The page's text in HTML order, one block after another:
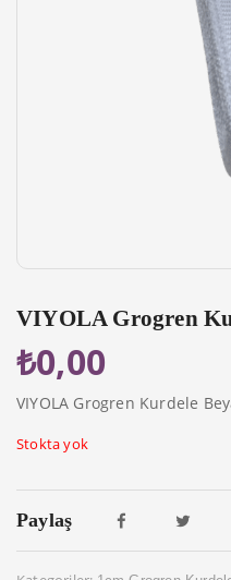
panel
satın al
satın al
Panel
panel
Panel
VIYOLA Grogren
₺0,00
VIYOLA Grogren Kurdele
Stokta yok
Paylaş